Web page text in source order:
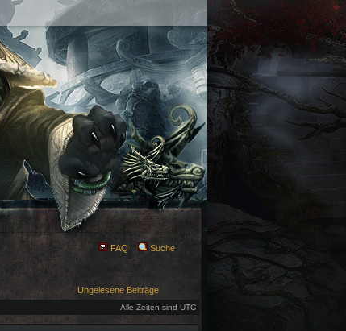
FAQ Suche
Ungelesene Beiträge
Alle Zeiten sind UTC